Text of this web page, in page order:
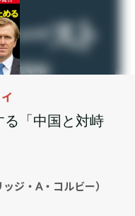
る「中国と対峙
ジ・A・コルビー）